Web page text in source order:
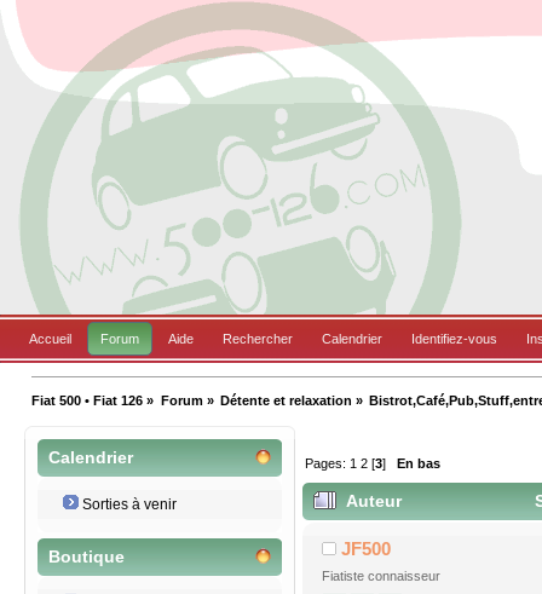
Accueil Forum Aide Rechercher Calendrier Identifiez-vous
Fiat 500 • Fiat 126 » Forum» Détente et relaxation »
Calendrier
Sorties à venir
Boutique
Pages: 1 2 [3] En bas
Auteur
JF500
Fiatiste connaisseur